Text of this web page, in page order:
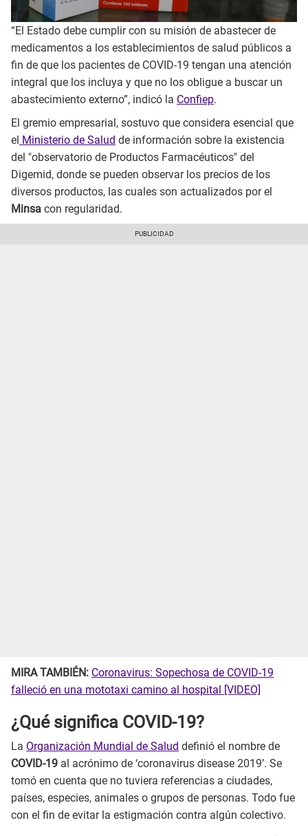
“El Estado debe cumplir con su misión de abastecer de
medicamentos a los establecimientos de salud públicos a
fin de que los pacientes de COVID-19 tengan una atención
integral que los incluya y que no los obligue a buscar un
abastecimiento externo”, indicó la Confiep.
El gremio empresarial, sostuvo que considera esencial que
el Ministerio de Salud de información sobre la existencia
del "observatorio de Productos Farmacéuticos" del
Digemid, donde se pueden observar los precios de los
diversos productos, las cuales son actualizados por el
Minsa con regularidad.
MIRA TAMBIÉN: Coronavirus: Sopechosa de COVID-19
falleció en una mototaxi camino al hospital [VIDEO]
¿Qué significa COVID-19?
La Organización Mundial de Salud definió el nombre de
COVID-19 al acrónimo de ‘coronavirus disease 2019’. Se
tomó en cuenta que no tuviera referencias a ciudades,
países, especies, animales o grupos de personas. Todo fue
con el fin de evitar la estigmación contra algún colectivo.